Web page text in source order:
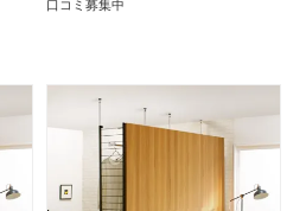
口コミ募集中